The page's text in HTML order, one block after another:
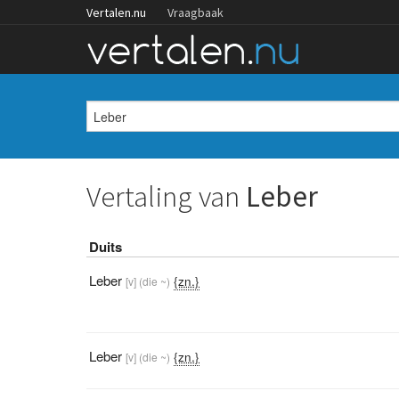
Vertalen.nu Vraagbaak
Vertaling van Leber
Duits
Leber [v] (die ~) {zn.}
Leber [v] (die ~) {zn.}